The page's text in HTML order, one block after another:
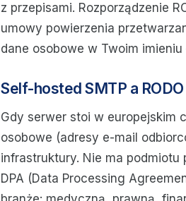
z przepisami. Rozporządzenie
umowy powierzenia
dane osobowe w Twoim
Self-hosted SMTP a RODO
Gdy serwer stoi w europejskim
osobowe (adresy e-mail
infrastruktury. Nie ma
DPA (Data Processing